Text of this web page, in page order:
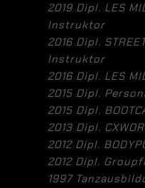
2019 Dipl. LES
Instruktor
2016 Dipl.
Instruktor
2016 Dipl. LES
2015 Dipl.
2015 Dipl.
2013 Dipl.
2012 Dipl.
2012 Dipl.
1997